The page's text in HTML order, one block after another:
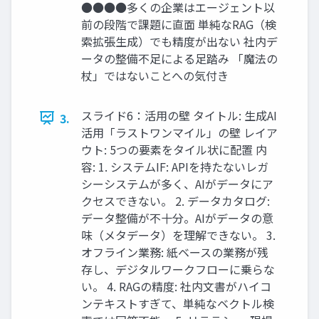
●​ ●​ ●​ ●​ 多くの企業はエージェント以
前の段階で課題に直面 単純なRAG（検
索拡張生成）でも精度が出ない 社内デ
ータの整備不足による足踏み 「魔法の
杖」ではないことへの気付き
3.
スライド6：活用の壁 タイトル: 生成AI
活用「ラストワンマイル」の壁 レイア
ウト: 5つの要素をタイル状に配置 内
容: 1.​ システムIF: APIを持たないレガ
シーシステムが多く、AIがデータにア
クセスできない。 2.​ データカタログ:
データ整備が不十分。AIがデータの意
味（メタデータ）を理解できない。 3.​
オフライン業務: 紙ベースの業務が残
存し、デジタルワークフローに乗らな
い。 4.​ RAGの精度: 社内文書がハイコ
ンテキストすぎて、単純なベクトル検